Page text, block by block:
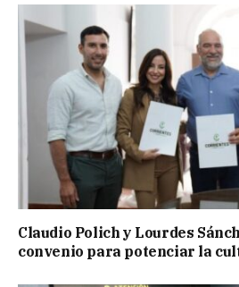
Claudio Polich y Lourdes
convenio para potenciar la